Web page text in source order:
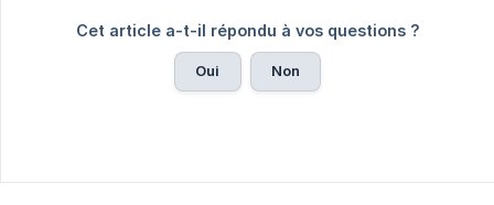
Cet article a-t-il répondu à vos questions ?
Oui Non